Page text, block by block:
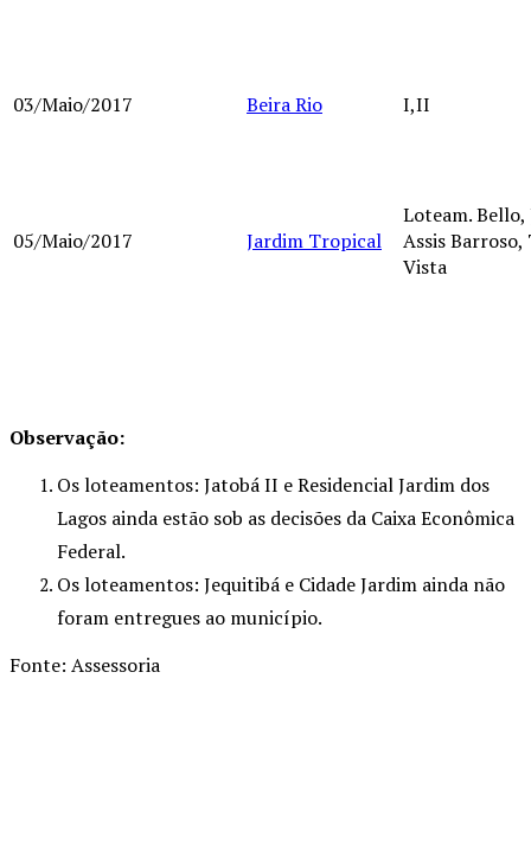
03/Maio/2017 Beira Rio I,II
05/Maio/2017 Jardim Tropical
Loteam. Bello,
Assis
Vista
Observação:
Os loteamentos: Jatobá II e Residencial Jardim dos
Lagos ainda estão sob as decisões da Caixa Econômica
Federal.
Os loteamentos: Jequitibá e Cidade Jardim ainda não
foram entregues ao município.
Fonte: Assessoria